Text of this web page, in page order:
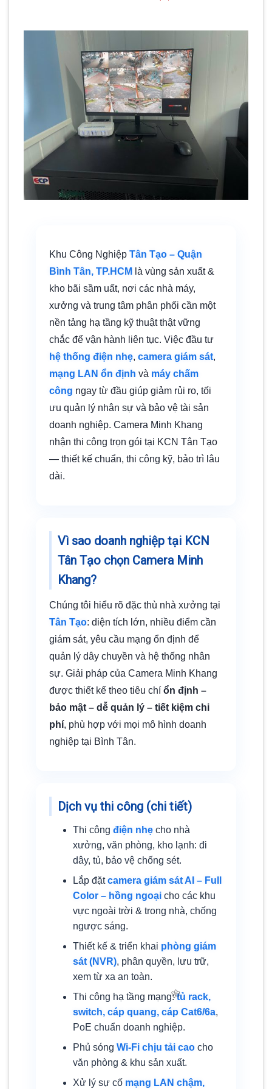
Khu Công Nghiệp Tân Tạo – Quận
Bình Tân, TP.HCM là vùng sản xuất &
kho bãi sầm uất, nơi các nhà máy,
xưởng và trung tâm phân phối cần một
nền tảng hạ tầng kỹ thuật thật vững
chắc để vận hành liên tục. Việc đầu tư
hệ thống điện nhẹ, camera giám sát,
mạng LAN ổn định và máy chấm
công ngay từ đầu giúp giảm rủi ro, tối
ưu quản lý nhân sự và bảo vệ tài sản
doanh nghiệp. Camera Minh Khang
nhận thi công trọn gói tại KCN Tân Tạo
— thiết kế chuẩn, thi công kỹ, bảo trì lâu
dài.
Vì sao doanh nghiệp tại KCN
Tân Tạo chọn Camera Minh
Khang?
Chúng tôi hiểu rõ đặc thù nhà xưởng tại
Tân Tạo: diện tích lớn, nhiều điểm cần
giám sát, yêu cầu mạng ổn định để
quản lý dây chuyền và hệ thống nhân
sự. Giải pháp của Camera Minh Khang
được thiết kế theo tiêu chí ổn định –
bảo mật – dễ quản lý – tiết kiệm chi
phí, phù hợp với mọi mô hình doanh
nghiệp tại Bình Tân.
Dịch vụ thi công (chi tiết)
Thi công điện nhẹcho nhà
xưởng, văn phòng, kho lạnh: đi
dây, tủ, bảo vệ chống sét.
Lắp đặtcamera giám sát AI – Full
Color – hồng ngoạicho các khu
vực ngoài trời & trong nhà, chống
ngược sáng.
Thiết kế & triển khai phòng giám
sát (NVR), phân quyền, lưu trữ,
xem từ xa an toàn.
Thi công hạ tầng mạng:tủ rack,
switch, cáp quang, cáp Cat6/6a,
PoE chuẩn doanh nghiệp.
Phủ sóng Wi-Fi chịu tải caocho
văn phòng & khu sản xuất.
Xử lý sự cố mạng LAN chậm,